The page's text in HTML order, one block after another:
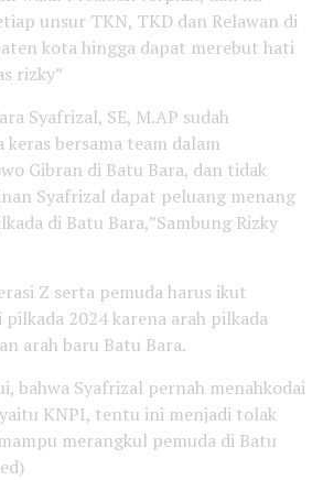
unsur TKN, TKD dan Relawan di
kota hingga dapat merebut hati
rizky”
Syafrizal, SE, M.AP sudah
bersama team dalam
Gibran di Batu Bara, dan tidak
Syafrizal dapat peluang menang
di Batu Bara,”Sambung Rizky
Z serta pemuda harus ikut
2024 karena arah pilkada
arah baru Batu Bara.
bahwa Syafrizal pernah menahkodai
KNPI, tentu ini menjadi tolak
merangkul pemuda di Batu